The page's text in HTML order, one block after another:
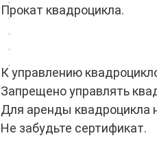
Прокат квадроцикла.
К управлению
Запрещено управлять
Для аренды квадроцикла
Не забудьте сертификат.